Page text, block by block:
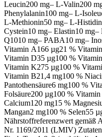
Leucin200 mg– L-Valin200
Phenylalanin100 mg– L-
L-Methionin50 mg– L-
Cystein10 mg– Elastin10
Q1010 mg– PABA10 mg–
Vitamin A166 µg21 %
Vitamin D35 µg100 %
Vitamin K275 µg100 %
Vitamin B21,4 mg100 %
Pantothensäure6 mg100 %
Folsäure200 µg100 %
Calcium120 mg15 %
Mangan2 mg100 % Selen55
Nährstoffreferenzwert gemäß
Nr. 1169/2011 (LMIV)